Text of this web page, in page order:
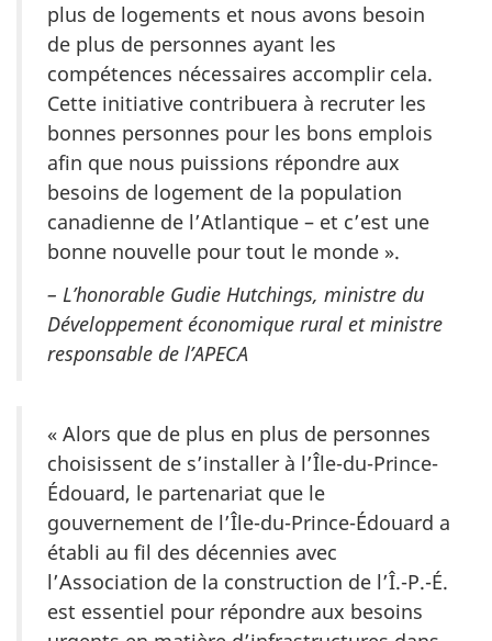
plus de logements et nous avons besoin
de plus de personnes ayant les
compétences nécessaires accomplir cela.
Cette initiative contribuera à recruter les
bonnes personnes pour les bons emplois
afin que nous puissions répondre aux
besoins de logement de la population
canadienne de l’Atlantique – et c’est une
bonne nouvelle pour tout le monde ».
– L’honorable Gudie Hutchings, ministre du
Développement économique rural et ministre
responsable de l’APECA
« Alors que de plus en plus de personnes
choisissent de s’installer à l’Île-du-Prince-
Édouard, le partenariat que le
gouvernement de l’Île-du-Prince-Édouard a
établi au fil des décennies avec
l’Association de la construction de l’Î.-P.-É.
est essentiel pour répondre aux besoins